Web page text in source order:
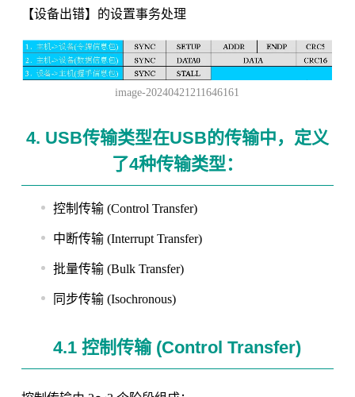
【设备出错】的设置事务处理
image-20240421211646161
4. USB传输类型在USB的传输中，定义
了4种传输类型：
控制传输 (Control Transfer)
中断传输 (Interrupt Transfer)
批量传输 (Bulk Transfer)
同步传输 (Isochronous)
4.1 控制传输 (Control Transfer)